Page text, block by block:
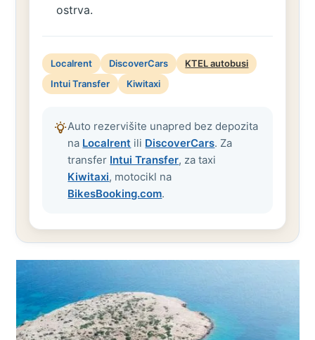
ostrva.
Localrent DiscoverCars
KTEL autobusi
Intui Transfer
Kiwitaxi
Auto rezervišite unapred bez depozita
na Localrent ili DiscoverCars. Za
transfer Intui Transfer, za taxi
Kiwitaxi, motocikl na
BikesBooking.com.